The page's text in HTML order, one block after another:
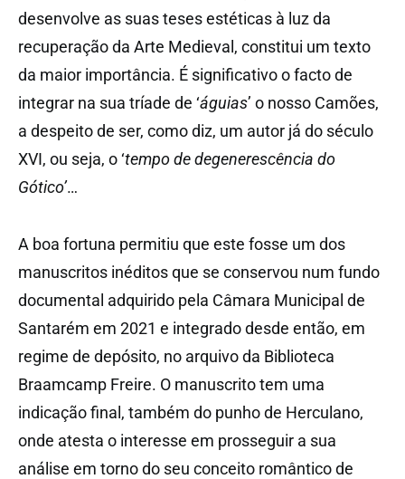
desenvolve as suas teses estéticas à luz da
recuperação da Arte Medieval, constitui um texto
da maior importância. É significativo o facto de
integrar na sua tríade de ‘águias’ o nosso Camões,
a despeito de ser, como diz, um autor já do século
XVI, ou seja, o ‘tempo de degenerescência do
Gótico’…
A boa fortuna permitiu que este fosse um dos
manuscritos inéditos que se conservou num fundo
documental adquirido pela Câmara Municipal de
Santarém em 2021 e integrado desde então, em
regime de depósito, no arquivo da Biblioteca
Braamcamp Freire. O manuscrito tem uma
indicação final, também do punho de Herculano,
onde atesta o interesse em prosseguir a sua
análise em torno do seu conceito romântico de